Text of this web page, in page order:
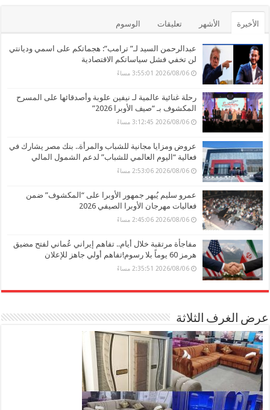
الأخيرة الأشهر تعليقات الوسوم
عبدالرحمن السيد لـ” ترامب”: هجماتكم على اسمي وديانتي
لن تخفي فشل سياساتكم الاقتصادية
2026/08/06 3:55:01 مساءً
رحلة غنائية عالمية لـ نيفين علوبة وأصدقائها على المسرح
المكشوف بـ “صيف الأوبرا 2026”
2026/08/06 3:12:45 مساءً
عروض ومزايا مجانية للشباب والمرأة.. بنك مصر يشارك في
فعالية “اليوم العالمي للشباب” لدعم الشمول المالي
2026/08/06 2:53:06 مساءً
عمرو سليم يُبهر جمهور الأوبرا على “المكشوف” ضمن
فعاليات مهرجان الأوبرا الصيفي 2026
2026/08/06 2:45:06 مساءً
مفاجأة مرتقبة خلال أيام.. تفاهم إيراني عُماني لفتح مضيق
هرمز 60 يوماً بلا رسوم!تفاهم أولي جاهز للإعلان
2026/08/06 2:35:51 مساءً
عرض الغرف الثلاثة